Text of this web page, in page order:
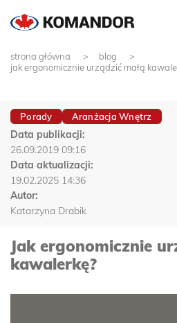
strona główna
blog
jak ergonomicznie urządzić małą
Porady Aranżacja Wnętrz
Data publikacji:
26.09.2019 09:16
Data aktualizacji:
19.02.2025 14:36
Autor:
Katarzyna Drabik
Jak ergonomicznie
kawalerkę?